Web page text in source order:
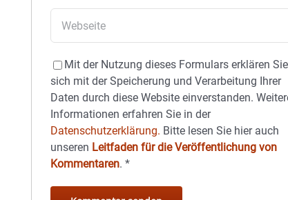
Mit der Nutzung dieses Formulars erklären Sie
sich mit der Speicherung und Verarbeitung Ihrer
Daten durch diese Website einverstanden.
Informationen erfahren Sie in der
Datenschutzerklärung. Bitte lesen Sie hier auch
unseren Leitfaden für die Veröffentlichung von
Kommentaren.*